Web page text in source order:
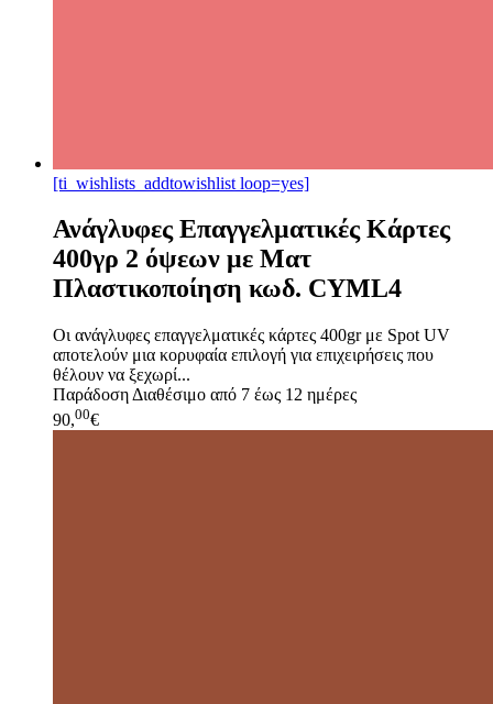
[ti_wishlists_addtowishlist loop=yes]
Ανάγλυφες Επαγγελματικές Κάρτες
400γρ 2 όψεων με Ματ
Πλαστικοποίηση κωδ. CYML4
Οι ανάγλυφες επαγγελματικές κάρτες 400gr με Spot UV
αποτελούν μια κορυφαία επιλογή για επιχειρήσεις που
θέλουν να ξεχωρί...
Παράδοση Διαθέσιμο από 7 έως 12 ημέρες
90,00€